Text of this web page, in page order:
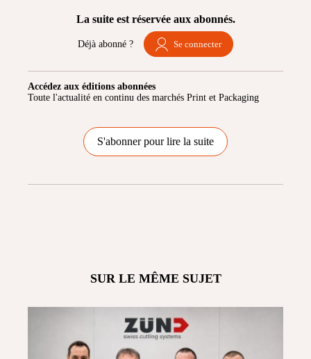
La suite est réservée aux abonnés.
Déjà abonné ? Se connecter
Accédez aux éditions abonnées
Toute l'actualité en continu des marchés Print et Packaging
S'abonner pour lire la suite
SUR LE MÊME SUJET